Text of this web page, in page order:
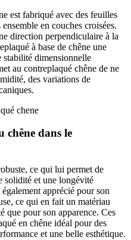
est fabriqué avec des feuilles
en couches croisées.
direction perpendiculaire à la
à base de chêne une
stabilité dimensionnelle
au contreplaqué chêne de ne
des variations de
chêne dans le
ce qui lui permet de
solidité et une longévité
apprécié pour son
ce qui en fait un matériau
que pour son apparence. Ces
en chêne idéal pour des
et une belle esthétique.